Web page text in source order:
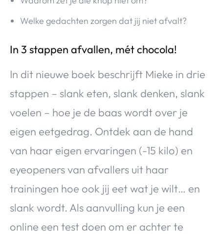
Welke gedachten zorgen dat jij niet afvalt?
In 3 stappen afvallen, mét chocola!
In dit nieuwe boek beschrijft Mieke in drie
stappen – slank eten, slank denken, slank
voelen – hoe je de baas wordt over je
eigen eetgedrag. Ontdek aan de hand
van haar eigen ervaringen (-15 kilo) en
eyeopeners van afvallers uit haar
trainingen hoe ook jij eet wat je wilt… en
slank wordt. Als aanvulling kun je een
online een test doen om er achter te